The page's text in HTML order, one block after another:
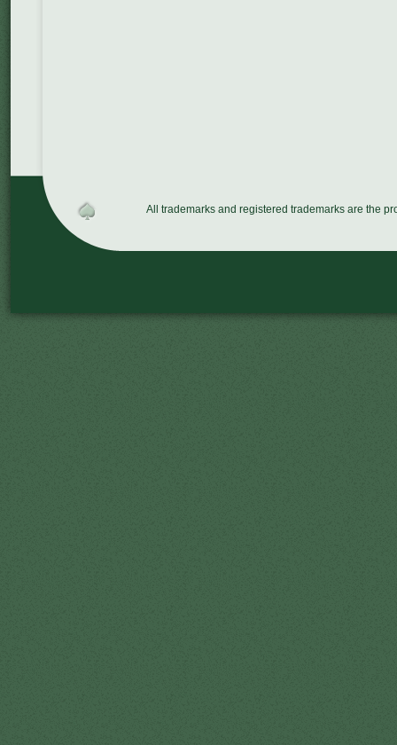
All trademarks and registered trademarks are the